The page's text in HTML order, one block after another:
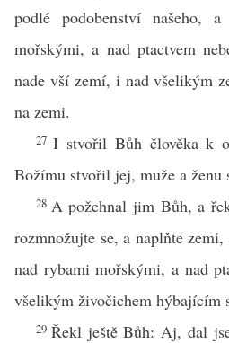
podlé podobenství našeho,
mořskými, a nad ptactvem
nade vší zemí, i nad všelikým
na zemi.
27 I stvořil Bůh člověka k
Božímu stvořil jej, muže a ženu
28 A požehnal jim Bůh, a
rozmnožujte se, a naplňte
nad rybami mořskými, a nad
všelikým živočichem hýbajícím
29 Řekl ještě Bůh: Aj, dal